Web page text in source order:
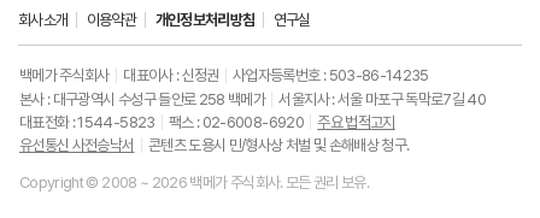
회사소개 이용약관 개인정보처리방침 연구실
백메가 주식회사 대표이사 : 신정권
사업자등록번호 : 503-86-14235
본사 : 대구광역시 수성구 들안로 258 백메가
서울지사 : 서울 마포구 독막로7길 40
대표전화 : 1544-5823
팩스 : 02-6008-6920
주요 법적고지
유선통신 사전승낙서
콘텐츠 도용시 민/형사상 처벌 및 손해배상 청구.
Copyright © 2008 ~ 2026 백메가 주식회사. 모든 권리 보유.